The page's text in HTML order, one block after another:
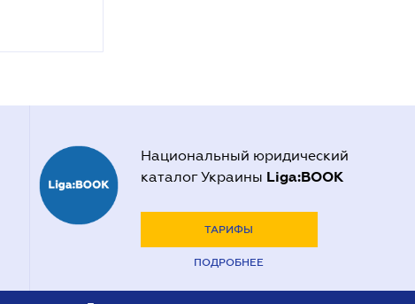
Национальный юридический
каталог Украины Liga:BOOK
ТАРИФЫ
ПОДРОБНЕЕ